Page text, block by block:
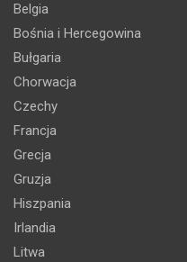
Belgia
Bośnia i Hercegowina
Bułgaria
Chorwacja
Czechy
Francja
Grecja
Gruzja
Hiszpania
Irlandia
Litwa